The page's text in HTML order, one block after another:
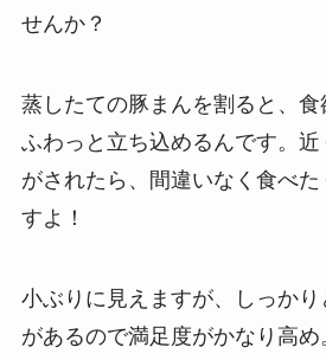
せんか？
蒸したての豚まんを割ると、
ふわっと立ち込めるんです。
がされたら、間違いなく食べた
すよ！
小ぶりに見えますが、しっか
があるので満足度がかなり高